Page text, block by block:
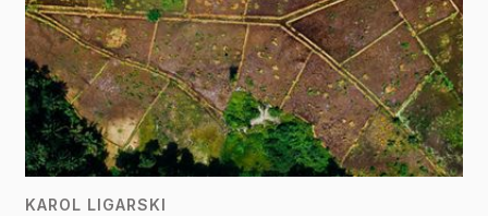
KAROL LIGARSKI